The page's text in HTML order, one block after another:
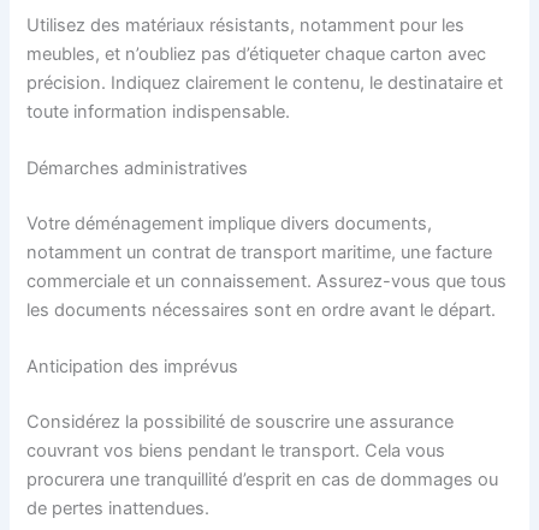
Utilisez des matériaux résistants, notamment pour les
meubles, et n’oubliez pas d’étiqueter chaque carton avec
précision. Indiquez clairement le contenu, le destinataire et
toute information indispensable.
Démarches administratives
Votre déménagement implique divers documents,
notamment un contrat de transport maritime, une facture
commerciale et un connaissement. Assurez-vous que tous
les documents nécessaires sont en ordre avant le départ.
Anticipation des imprévus
Considérez la possibilité de souscrire une assurance
couvrant vos biens pendant le transport. Cela vous
procurera une tranquillité d’esprit en cas de dommages ou
de pertes inattendues.